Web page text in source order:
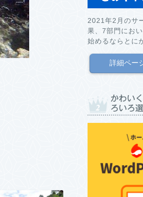
2021年2月のサ
果、7部門にお
始めるならとに
詳細ペー
かわい
ろいろ